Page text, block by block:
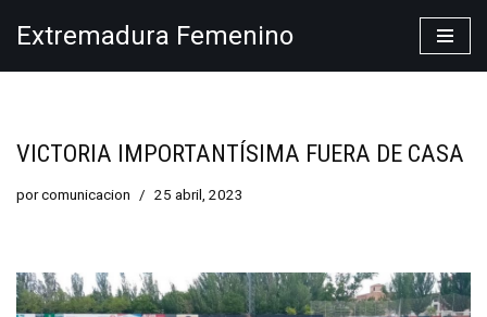
Extremadura Femenino
VICTORIA IMPORTANTÍSIMA FUERA DE CASA
porcomunicacion 25 abril, 2023